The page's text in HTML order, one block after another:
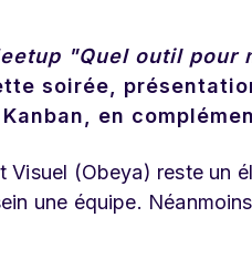
"Quel outil pour
soirée,
Kanban , en
Visuel (Obeya) reste un
une équipe.